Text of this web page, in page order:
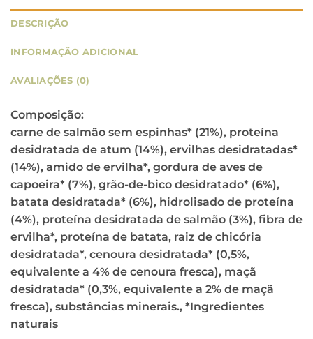
DESCRIÇÃO
INFORMAÇÃO ADICIONAL
AVALIAÇÕES (0)
Composição:
carne de salmão sem espinhas* (21%), proteína
desidratada de atum (14%), ervilhas desidratadas*
(14%), amido de ervilha*, gordura de aves de
capoeira* (7%), grão-de-bico desidratado* (6%),
batata desidratada* (6%), hidrolisado de proteína
(4%), proteína desidratada de salmão (3%), fibra de
ervilha*, proteína de batata, raiz de chicória
desidratada*, cenoura desidratada* (0,5%,
equivalente a 4% de cenoura fresca), maçã
desidratada* (0,3%, equivalente a 2% de maçã
fresca), substâncias minerais., *Ingredientes
naturais